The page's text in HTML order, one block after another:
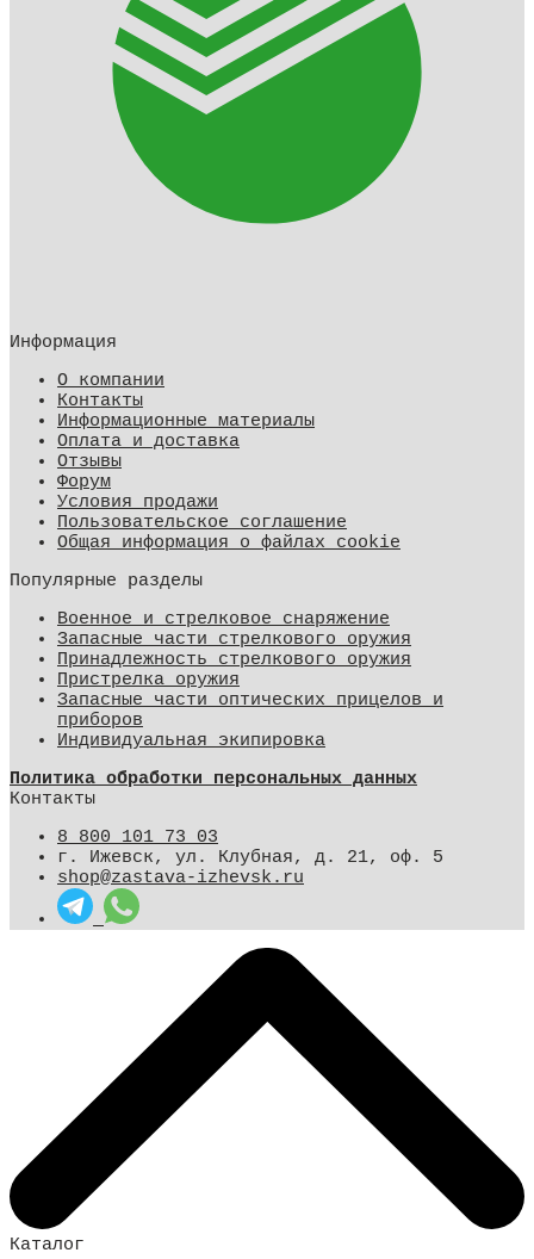
Информация
О компании
Контакты
Информационные материалы
Оплата и доставка
Отзывы
Форум
Условия продажи
Пользовательское соглашение
Общая информация о файлах cookie
Популярные разделы
Военное и стрелковое снаряжение
Запасные части стрелкового оружия
Принадлежность стрелкового оружия
Пристрелка оружия
Запасные части оптических прицелов и
приборов
Индивидуальная экипировка
Политика обработки персональных данных
Контакты
8 800 101 73 03
г. Ижевск, ул. Клубная, д. 21, оф. 5
shop@zastava-izhevsk.ru
Каталог